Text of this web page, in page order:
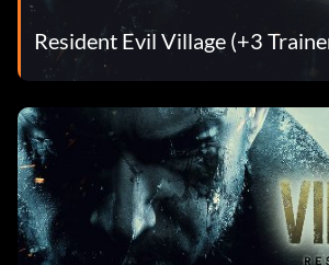
Resident Evil Village (+3